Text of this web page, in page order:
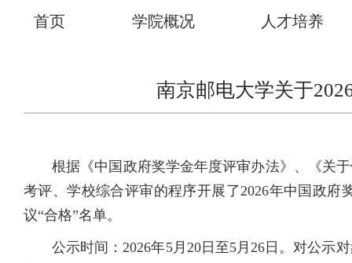
首页 学院概况 人才培养
南京邮电大学关于
根据《中国政府奖学金年度评审办法》、《关
考评、学校综合评审的程序开展了2026年中国政
议“合格”名单。
公示时间：2026年5月20日至5月26日。对公示